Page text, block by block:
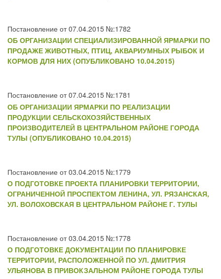
Постановление от 07.04.2015 №:1782
ОБ ОРГАНИЗАЦИИ СПЕЦИАЛИЗИРОВАННОЙ ЯРМАРКИ ПО
ПРОДАЖЕ ЖИВОТНЫХ, ПТИЦ, АКВАРИУМНЫХ РЫБОК И
КОРМОВ ДЛЯ НИХ (ОПУБЛИКОВАНО 10.04.2015)
Постановление от 07.04.2015 №:1781
ОБ ОРГАНИЗАЦИИ ЯРМАРКИ ПО РЕАЛИЗАЦИИ
ПРОДУКЦИИ СЕЛЬСКОХОЗЯЙСТВЕННЫХ
ПРОИЗВОДИТЕЛЕЙ В ЦЕНТРАЛЬНОМ РАЙОНЕ ГОРОДА
ТУЛЫ (ОПУБЛИКОВАНО 10.04.2015)
Постановление от 03.04.2015 №:1779
О ПОДГОТОВКЕ ПРОЕКТА ПЛАНИРОВКИ ТЕРРИТОРИИ,
ОГРАНИЧЕННОЙ ПРОСПЕКТОМ ЛЕНИНА, УЛ. РЯЗАНСКАЯ,
УЛ. ВОЛОХОВСКАЯ В ЦЕНТРАЛЬНОМ РАЙОНЕ Г. ТУЛЫ
Постановление от 03.04.2015 №:1778
О ПОДГОТОВКЕ ДОКУМЕНТАЦИИ ПО ПЛАНИРОВКЕ
ТЕРРИТОРИИ, РАСПОЛОЖЕННОЙ ПО УЛ. ДМИТРИЯ
УЛЬЯНОВА В ПРИВОКЗАЛЬНОМ РАЙОНЕ ГОРОДА ТУЛЫ